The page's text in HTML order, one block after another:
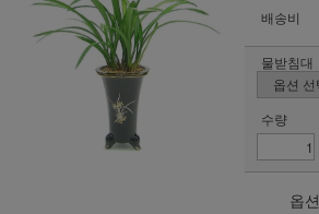
배송비
물받침대
수량
옵